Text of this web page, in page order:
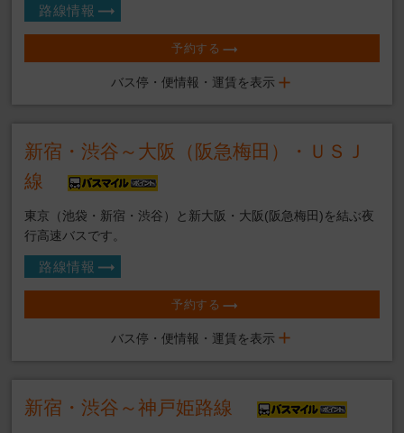
路線情報
予約する
バス停・便情報・運賃を表示
新宿・渋谷～大阪（阪急梅田）・ＵＳＪ
線
東京（池袋・新宿・渋谷）と新大阪・大阪(阪急梅田)を結ぶ夜
行高速バスです。
路線情報
予約する
バス停・便情報・運賃を表示
新宿・渋谷～神戸姫路線